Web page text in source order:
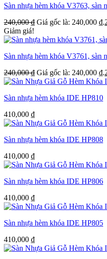
Sàn nhựa hèm khóa V3763, sàn
240,000₫ Giá gốc là: 240,000 ₫.
Giảm giá!
Sàn nhựa hèm khóa V3761, sàn
240,000₫ Giá gốc là: 240,000 ₫.
Sàn nhựa hèm khóa IDE HP810
410,000 ₫
Sàn nhựa hèm khóa IDE HP808
410,000 ₫
Sàn nhựa hèm khóa IDE HP806
410,000 ₫
Sàn nhựa hèm khóa IDE HP805
410,000 ₫